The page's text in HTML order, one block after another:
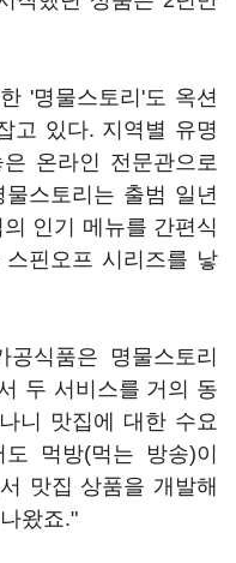
'명물스토리'도 옥션
고 있다. 지역별 유명
온라인 전문관으로
스토리는 출범 일년
인기 메뉴를 간편식
핀오프 시리즈를 낳
식품은 명물스토리
두 서비스를 거의 동
니 맛집에 대한 수요
먹방(먹는 방송)이
맛집 상품을 개발해
왔죠."